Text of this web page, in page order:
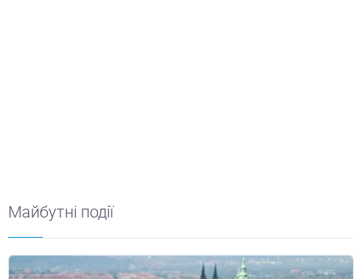
Майбутні події